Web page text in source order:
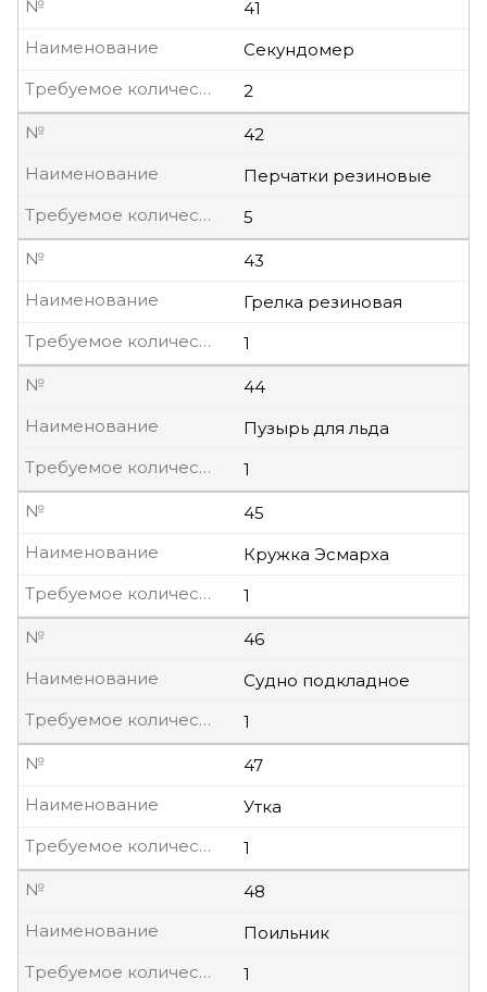
41
№
Секундомер
Наименование
2
Требуемое количество, шт
42
№
Перчатки резиновые
Наименование
5
Требуемое количество, шт
43
№
Грелка резиновая
Наименование
1
Требуемое количество, шт
44
№
Пузырь для льда
Наименование
1
Требуемое количество, шт
45
№
Кружка Эсмарха
Наименование
1
Требуемое количество, шт
46
№
Судно подкладное
Наименование
1
Требуемое количество, шт
47
№
Утка
Наименование
1
Требуемое количество, шт
48
№
Поильник
Наименование
1
Требуемое количество, шт